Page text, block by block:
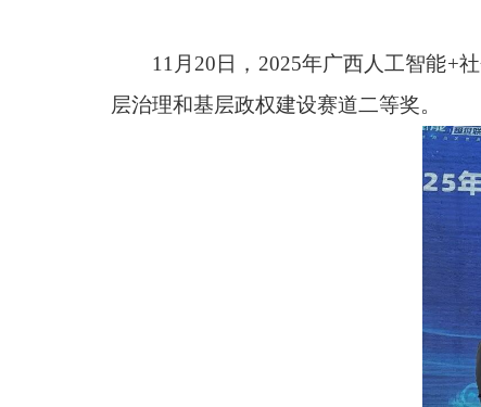
11月20日，2025年广西人工智能+
层治理和基层政权建设赛道二等奖。